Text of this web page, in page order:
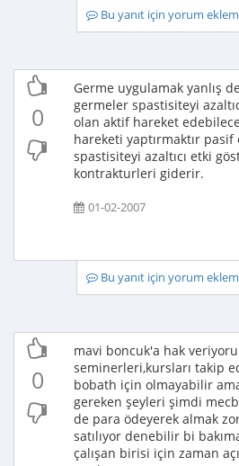
Bu yanıt için yorum
0
Germe uygulamak yanlış
germeler spastisiteyi
olan aktif hareket
hareketi yaptırmaktır
spastisiteyi azaltıcı etki
kontrakturleri giderir.
01-02-2007
Bu yanıt için yorum
0
mavi boncuk'a hak
seminerleri,kursları takip
bobath için olmayabilir
gereken şeyleri şimdi
de para ödeyerek almak
satılıyor denebilir bi
çalışan birisi için zaman